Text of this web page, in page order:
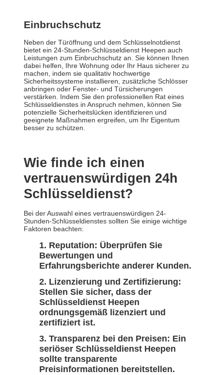
Einbruchschutz
Neben der Türöffnung und dem Schlüsselnotdienst
bietet ein 24-Stunden-Schlüsseldienst Heepen auch
Leistungen zum Einbruchschutz an. Sie können Ihnen
dabei helfen, Ihre Wohnung oder Ihr Haus sicherer zu
machen, indem sie qualitativ hochwertige
Sicherheitssysteme installieren, zusätzliche Schlösser
anbringen oder Fenster- und Türsicherungen
verstärken. Indem Sie den professionellen Rat eines
Schlüsseldienstes in Anspruch nehmen, können Sie
potenzielle Sicherheitslücken identifizieren und
geeignete Maßnahmen ergreifen, um Ihr Eigentum
besser zu schützen.
Wie finde ich einen
vertrauenswürdigen 24h
Schlüsseldienst?
Bei der Auswahl eines vertrauenswürdigen 24-
Stunden-Schlüsseldienstes sollten Sie einige wichtige
Faktoren beachten:
Reputation: Überprüfen Sie
Bewertungen und
Erfahrungsberichte anderer Kunden.
Lizenzierung und Zertifizierung:
Stellen Sie sicher, dass der
Schlüsseldienst Heepen
ordnungsgemäß lizenziert und
zertifiziert ist.
Transparenz bei den Preisen: Ein
seriöser Schlüsseldienst Heepen
sollte transparente
Preisinformationen bereitstellen.